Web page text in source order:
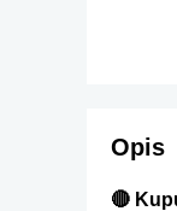
Opis
🔴